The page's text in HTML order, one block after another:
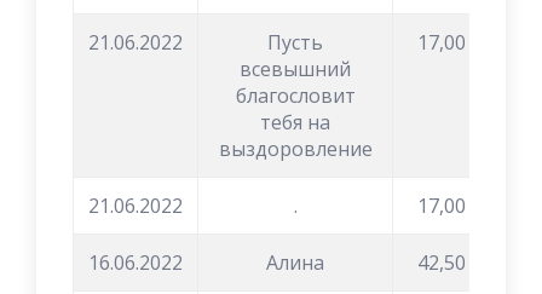
21.06.2022
Пусть
всевышний
благословит
тебя на
выздоровление
17,00
21.06.2022 . 17,00
16.06.2022 Алина 42,50